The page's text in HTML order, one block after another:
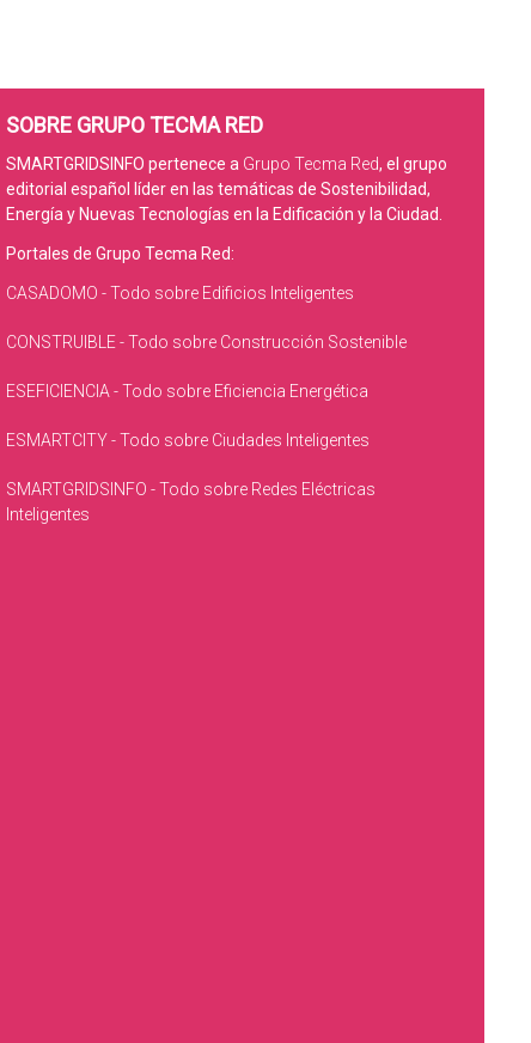
SOBRE GRUPO TECMA RED
SMARTGRIDSINFO pertenece a Grupo Tecma Red, el grupo
editorial español líder en las temáticas de Sostenibilidad,
Energía y Nuevas Tecnologías en la Edificación y la Ciudad.
Portales de Grupo Tecma Red:
CASADOMO - Todo sobre Edificios Inteligentes
CONSTRUIBLE - Todo sobre Construcción Sostenible
ESEFICIENCIA - Todo sobre Eficiencia Energética
ESMARTCITY - Todo sobre Ciudades Inteligentes
SMARTGRIDSINFO - Todo sobre Redes Eléctricas
Inteligentes